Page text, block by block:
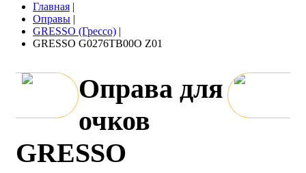
Главная |
Оправы |
GRESSO (Грессо) |
GRESSO G0276TB00O Z01
Оправа для
очков
GRESSO